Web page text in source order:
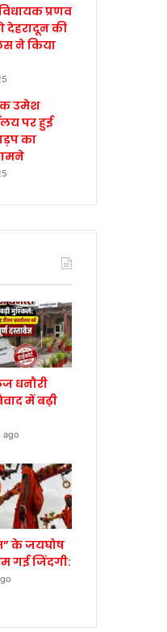
प्रणव
देहरादून की
ने किया
उमेश
पर हुई
का
धनौरी
में बढ़ी
ago
के जयघोष
गई जिंदगी: